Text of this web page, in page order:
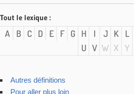
Tout le lexique :
A B C D E F G H I J K L
U V W X Y
Autres définitions
Pour aller plus loin